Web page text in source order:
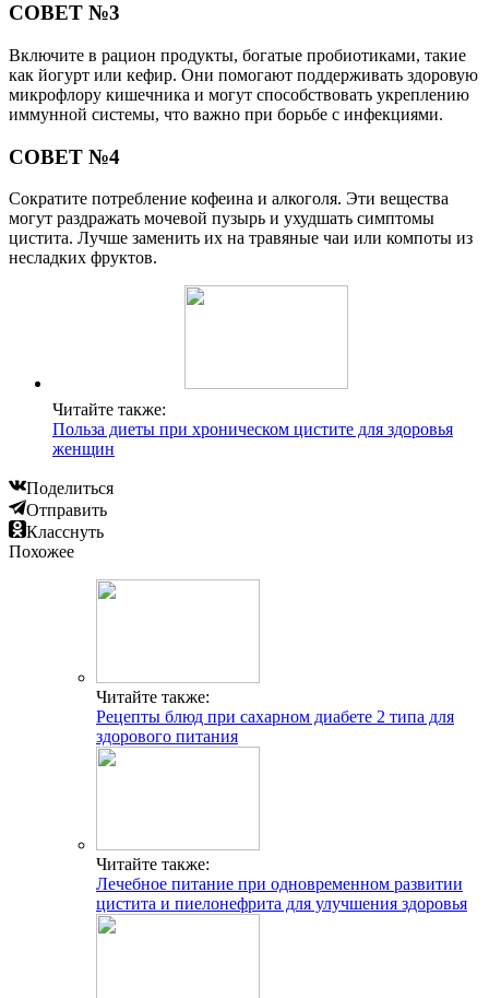
СОВЕТ №3
Включите в рацион продукты, богатые пробиотиками, такие
как йогурт или кефир. Они помогают поддерживать здоровую
микрофлору кишечника и могут способствовать укреплению
иммунной системы, что важно при борьбе с инфекциями.
СОВЕТ №4
Сократите потребление кофеина и алкоголя. Эти вещества
могут раздражать мочевой пузырь и ухудшать симптомы
цистита. Лучше заменить их на травяные чаи или компоты из
несладких фруктов.
Читайте также:
Польза диеты при хроническом цистите для здоровья
женщин
Поделиться
Отправить
Класснуть
Похожее
Читайте также:
Рецепты блюд при сахарном диабете 2 типа для
здорового питания
Читайте также:
Лечебное питание при одновременном развитии
цистита и пиелонефрита для улучшения здоровья